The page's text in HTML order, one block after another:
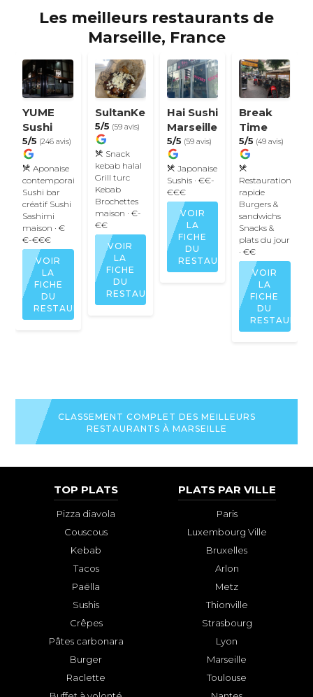
Les meilleurs restaurants de
Marseille, France
YUME
Sushi
5/5 (246 avis)
Aponaise
contemporaine
Sushi bar
créatif Sushi
Sashimi
maison · €
€-€€€
VOIR
LA
FICHE
DU
RESTAURANT
SultanKebapBurger
5/5 (59 avis)
Snack
kebab halal
Grill turc
Kebab
Brochettes
maison · €-
€€
VOIR
LA
FICHE
DU
RESTAURANT
Hai Sushi
Marseille
5/5 (59 avis)
Japonaise
Sushis · €€-
€€€
VOIR
LA
FICHE
DU
RESTAURANT
Break
Time
5/5 (49 avis)
Restauration
rapide
Burgers &
sandwichs
Snacks &
plats du jour
· €€
VOIR
LA
FICHE
DU
CLASSEMENT COMPLET DES MEILLEURS
RESTAURANTS À MARSEILLE
TOP PLATS
Pizza diavola
Couscous
Kebab
Tacos
Paëlla
Sushis
Crêpes
Pâtes carbonara
Burger
Raclette
PLATS PAR VILLE
Paris
Luxembourg Ville
Bruxelles
Arlon
Metz
Thionville
Strasbourg
Lyon
Marseille
Toulouse